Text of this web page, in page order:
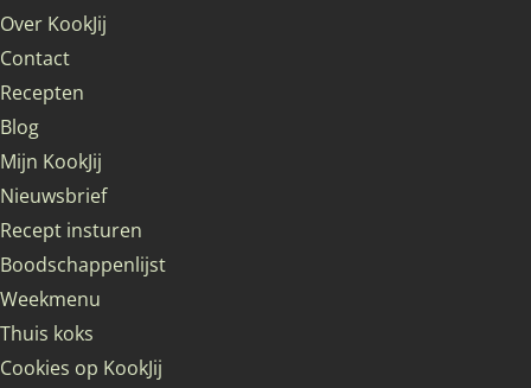
Over KookJij
Contact
Recepten
Blog
Mijn KookJij
Nieuwsbrief
Recept insturen
Boodschappenlijst
Weekmenu
Thuis koks
Cookies op KookJij